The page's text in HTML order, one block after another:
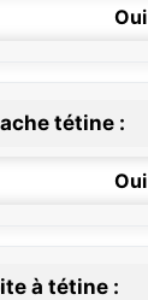
Oui
tétine :
Oui
à tétine :